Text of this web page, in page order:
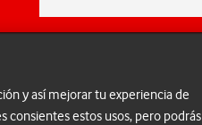
y así mejorar tu experiencia de
consientes estos usos, pero podrás